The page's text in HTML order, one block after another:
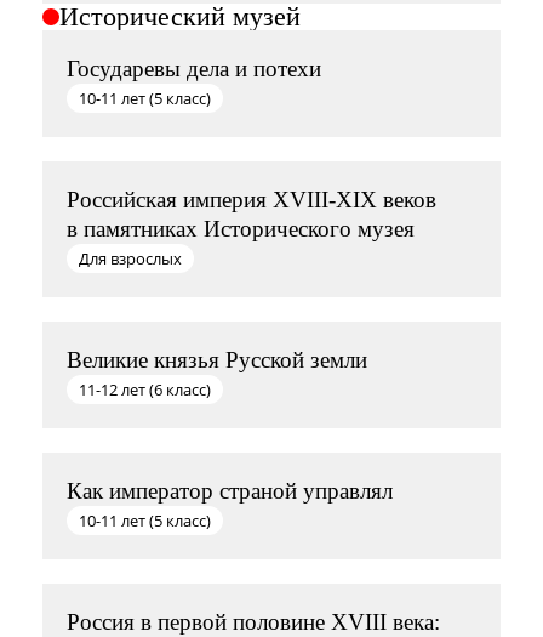
Исторический музей
Государевы дела и потехи
10-11 лет (5 класс)
Российская империя XVIII-XIX веков
в памятниках Исторического музея
Для взрослых
Великие князья Русской земли
11-12 лет (6 класс)
Как император страной управлял
10-11 лет (5 класс)
Россия в первой половине XVIII века: